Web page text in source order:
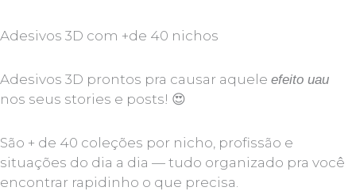
Adesivos 3D com +de 40 nichos
Adesivos 3D prontos pra causar aquele efeito uau
nos seus stories e posts! 😍
São + de 40 coleções por nicho, profissão e
situações do dia a dia — tudo organizado pra você
encontrar rapidinho o que precisa.